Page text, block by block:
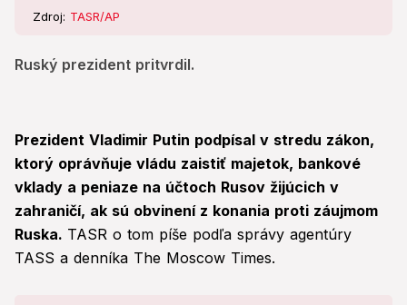
Zdroj: TASR/AP
Ruský prezident pritvrdil.
Prezident Vladimir Putin podpísal v stredu zákon,
ktorý oprávňuje vládu zaistiť majetok, bankové
vklady a peniaze na účtoch Rusov žijúcich v
zahraničí, ak sú obvinení z konania proti záujmom
Ruska. TASR o tom píše podľa správy agentúry
TASS a denníka The Moscow Times.